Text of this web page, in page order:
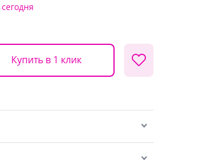
сегодня
Купить в 1 клик